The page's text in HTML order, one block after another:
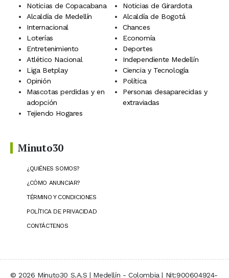
Noticias de Copacabana
Noticias de Girardota
Alcaldía de Medellín
Alcaldía de Bogotá
Internacional
Chances
Loterías
Economía
Entretenimiento
Deportes
Atlético Nacional
Independiente Medellín
Liga Betplay
Ciencia y Tecnología
Opinión
Política
Mascotas perdidas y en
adopción
Personas desaparecidas y
extraviadas
Tejiendo Hogares
Minuto30
¿QUIÉNES SOMOS?
¿CÓMO ANUNCIAR?
TÉRMINO Y CONDICIONES
POLÍTICA DE PRIVACIDAD
CONTÁCTENOS
© 2026 Minuto30 S.A.S | Medellín - Colombia | Nit:900604924-